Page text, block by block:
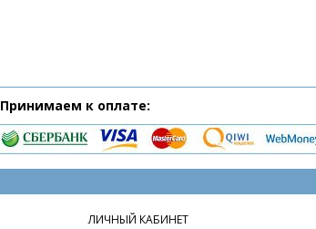
Принимаем к оплате:
ЛИЧНЫЙ КАБИНЕТ